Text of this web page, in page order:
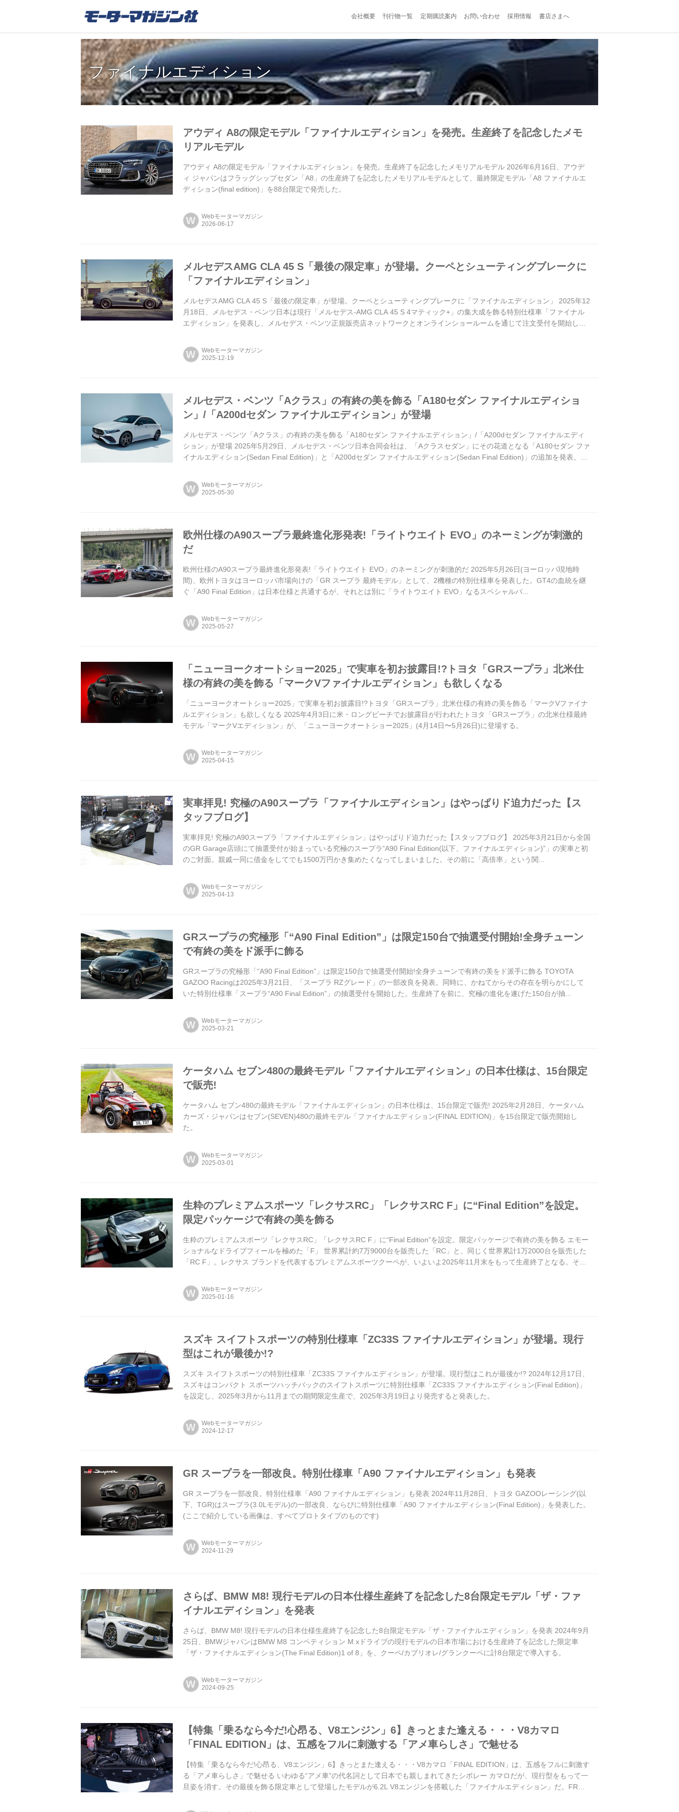
会社概要 刊行物一覧 定期購読案内 お問い合わせ 採用情報 書店さまへ
ファイナルエディション
アウディ A8の限定モデル「ファイナルエディション」を発売。生産終了を記念したメモ
リアルモデル
アウディ A8の限定モデル「ファイナルエディション」を発売。生産終了を記念したメモリアルモデル 2026年6月16日、アウデ
ィ ジャパンはフラッグシップセダン「A8」の生産終了を記念したメモリアルモデルとして、最終限定モデル「A8 ファイナルエ
ディション(final edition)」を88台限定で発売した。
W Webモーターマガジン
メルセデスAMG CLA 45 S「最後の限定車」が登場。クーペとシューティングブレークに
「ファイナルエディション」
メルセデスAMG CLA 45 S「最後の限定車」が登場。クーペとシューティングブレークに「ファイナルエディション」 2025年12
月18日、メルセデス・ベンツ日本は現行「メルセデス-AMG CLA 45 S 4マティック+」の集大成を飾る特別仕様車「ファイナル
エディション」を発表し、メルセデス・ベンツ正規販売店ネットワークとオンラインショールームを通じて注文受付を開始し
W Webモーターマガジン
メルセデス・ベンツ「Aクラス」の有終の美を飾る「A180セダン ファイナルエディショ
ン」/「A200dセダン ファイナルエディション」が登場
メルセデス・ベンツ「Aクラス」の有終の美を飾る「A180セダン ファイナルエディション」/「A200dセダン ファイナルエディ
ション」が登場 2025年5月29日、メルセデス・ベンツ日本合同会社は、「Aクラスセダン」にその花道となる「A180セダン ファ
イナルエディション(Sedan Final Edition)」と「A200dセダン ファイナルエディション(Sedan Final Edition)」の追加を発表。
W Webモーターマガジン
欧州仕様のA90スープラ最終進化形発表!「ライトウエイト EVO」のネーミングが刺激的
だ
欧州仕様のA90スープラ最終進化形発表!「ライトウエイト EVO」のネーミングが刺激的だ 2025年5月26日(ヨーロッパ現地時
間)、欧州トヨタはヨーロッパ市場向けの「GR スープラ 最終モデル」として、2機種の特別仕様車を発表した。GT4の血統を継
ぐ「A90 Final Edition」は日本仕様と共通するが、それとは別に「ライトウエイト EVO」なるスペシャルバ...
W Webモーターマガジン
「ニューヨークオートショー2025」で実車を初お披露目!?トヨタ「GRスープラ」北米仕
様の有終の美を飾る「マークVファイナルエディション」も欲しくなる
「ニューヨークオートショー2025」で実車を初お披露目!?トヨタ「GRスープラ」北米仕様の有終の美を飾る「マークVファイナ
ルエディション」も欲しくなる 2025年4月3日に米・ロングビーチでお披露目が行われたトヨタ「GRスープラ」の北米仕様最終
モデル「マークVエディション」が、「ニューヨークオートショー2025」(4月14日〜5月26日)に登場する。
W Webモーターマガジン
実車拝見! 究極のA90スープラ「ファイナルエディション」はやっぱりド迫力だった【ス
タッフブログ】
実車拝見! 究極のA90スープラ「ファイナルエディション」はやっぱりド迫力だった【スタッフブログ】 2025年3月21日から全国
のGR Garage店頭にて抽選受付が始まっている究極のスープラ“A90 Final Edition(以下、ファイナルエディション)”」の実車と初
のご対面。親戚一同に借金をしてでも1500万円かき集めたくなってしまいました。その前に「高倍率」という関...
W Webモーターマガジン
GRスープラの究極形「“A90 Final Edition”」は限定150台で抽選受付開始!全身チューン
で有終の美をド派手に飾る
GRスープラの究極形「“A90 Final Edition”」は限定150台で抽選受付開始!全身チューンで有終の美をド派手に飾る TOYOTA
GAZOO Racingは2025年3月21日、「スープラ RZグレード」の一部改良を発表。同時に、かねてからその存在を明らかにして
いた特別仕様車「スープラ“A90 Final Edition”」の抽選受付を開始した。生産終了を前に、究極の進化を遂げた150台が抽...
W Webモーターマガジン
ケータハム セブン480の最終モデル「ファイナルエディション」の日本仕様は、15台限定
で販売!
ケータハム セブン480の最終モデル「ファイナルエディション」の日本仕様は、15台限定で販売! 2025年2月28日、ケータハム
カーズ・ジャパンはセブン(SEVEN)480の最終モデル「ファイナルエディション(FINAL EDITION)」を15台限定で販売開始し
た。
W Webモーターマガジン
生粋のプレミアムスポーツ「レクサスRC」「レクサスRC F」に“Final Edition”を設定。
限定パッケージで有終の美を飾る
生粋のプレミアムスポーツ「レクサスRC」「レクサスRC F」に“Final Edition”を設定。限定パッケージで有終の美を飾る エモー
ショナルなドライブフィールを極めた「F」 世界累計約7万9000台を販売した「RC」と、同じく世界累計1万2000台を販売した
「RC F」。レクサス ブランドを代表するプレミアムスポーツクーペが、いよいよ2025年11月末をもって生産終了となる。その
W Webモーターマガジン
スズキ スイフトスポーツの特別仕様車「ZC33S ファイナルエディション」が登場。現行
型はこれが最後か!?
スズキ スイフトスポーツの特別仕様車「ZC33S ファイナルエディション」が登場。現行型はこれが最後か!? 2024年12月17日、
スズキはコンパクト スポーツハッチバックのスイフトスポーツに特別仕様車「ZC33S ファイナルエディション(Final Edition)」
を設定し、2025年3月から11月までの期間限定生産で、2025年3月19日より発売すると発表した。
W Webモーターマガジン
GR スープラを一部改良。特別仕様車「A90 ファイナルエディション」も発表
GR スープラを一部改良。特別仕様車「A90 ファイナルエディション」も発表 2024年11月28日、トヨタ GAZOOレーシング(以
下、TGR)はスープラ(3.0Lモデル)の一部改良、ならびに特別仕様車「A90 ファイナルエディション(Final Edition)」を発表した。
(ここで紹介している画像は、すべてプロトタイプのものです)
W Webモーターマガジン
さらば、BMW M8! 現行モデルの日本仕様生産終了を記念した8台限定モデル「ザ・ファ
イナルエディション」を発表
さらば、BMW M8! 現行モデルの日本仕様生産終了を記念した8台限定モデル「ザ・ファイナルエディション」を発表 2024年9月
25日、BMWジャパンはBMW M8 コンペティション M xドライブの現行モデルの日本市場における生産終了を記念した限定車
「ザ・ファイナルエディション(The Final Edition)1 of 8」を、クーペ/カブリオレ/グランクーペに計8台限定で導入する。
W Webモーターマガジン
【特集「乗るなら今だ!心昂る、V8エンジン」6】きっとまた逢える・・・V8カマロ
「FINAL EDITION」は、五感をフルに刺激する「アメ車らしさ」で魅せる
【特集「乗るなら今だ!心昂る、V8エンジン」6】きっとまた逢える・・・V8カマロ「FINAL EDITION」は、五感をフルに刺激す
る「アメ車らしさ」で魅せる いわゆる“アメ車”の代名詞として日本でも親しまれてきたシボレー カマロだが、現行型をもって一
旦姿を消す。その最後を飾る限定車として登場したモデルが6.2L V8エンジンを搭載した「ファイナルエディション」だ。FR、